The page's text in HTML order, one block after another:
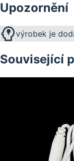
Upozornění
výrobek je
Související